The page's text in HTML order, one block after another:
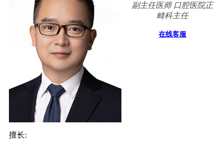
副主任医师 口腔医院正
畸科主任
在线客服
擅长: